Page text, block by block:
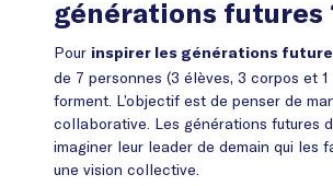
générations futures
Pour inspirer les générations
de 7 personnes (3 élèves, 3 corpos et
forment. L’objectif est de penser de
collaborative. Les générations futures
imaginer leur leader de demain qui les
une vision collective.